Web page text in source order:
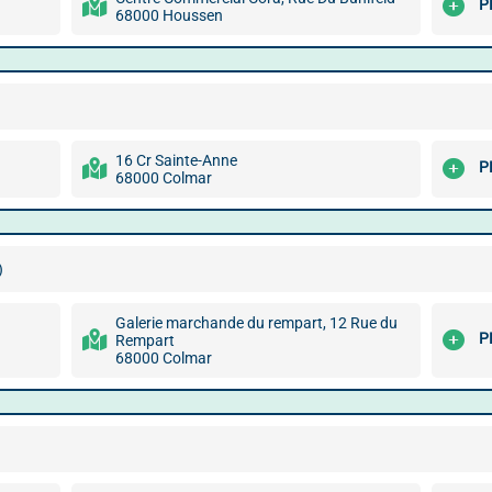
68000 Houssen
16 Cr Sainte-Anne
68000 Colmar
Galerie marchande du rempart, 12 Rue du
Rempart
68000 Colmar